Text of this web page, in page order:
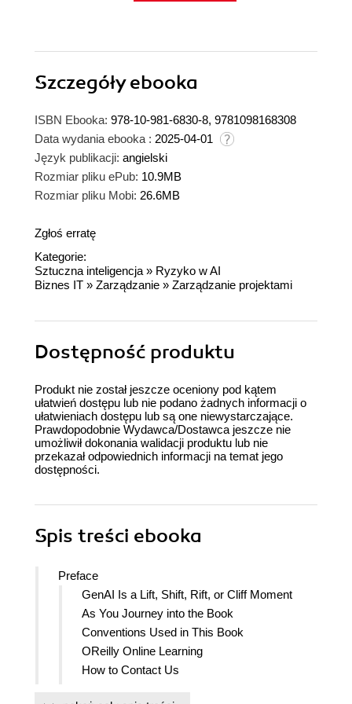
Szczegółyebooka
ISBN Ebooka: 978-10-981-6830-8, 9781098168308
Data wydania ebooka : 2025-04-01
Język publikacji: angielski
Rozmiar pliku ePub: 10.9MB
Rozmiar pliku Mobi: 26.6MB
Zgłoś erratę
Kategorie:
Sztuczna inteligencja » Ryzyko w AI
Biznes IT » Zarządzanie » Zarządzanie projektami
Dostępność produktu
Produkt nie został jeszcze oceniony pod kątem
ułatwień dostępu lub nie podano żadnych informacji o
ułatwieniach dostępu lub są one niewystarczające.
Prawdopodobnie Wydawca/Dostawca jeszcze nie
umożliwił dokonania walidacji produktu lub nie
przekazał odpowiednich informacji na temat jego
dostępności.
Spis treści ebooka
Preface
GenAI Is a Lift, Shift, Rift, or Cliff Moment
As You Journey into the Book
Conventions Used in This Book
OReilly Online Learning
How to Contact Us